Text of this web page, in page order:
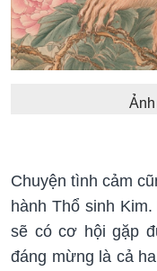
Chuyện tình cảm
hành Thổ sinh
sẽ có cơ hội gặp
đáng mừng là cả